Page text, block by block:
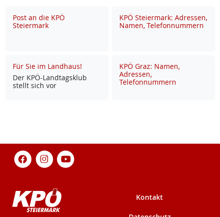
Post an die KPÖ
Steiermark
KPÖ Steiermark: Adressen,
Namen, Telefonnummern
Für Sie im Landhaus!
Der KPÖ-Land­tags­klub
stellt sich vor
KPÖ Graz: Namen,
Adressen,
Telefonnummern
Kontakt